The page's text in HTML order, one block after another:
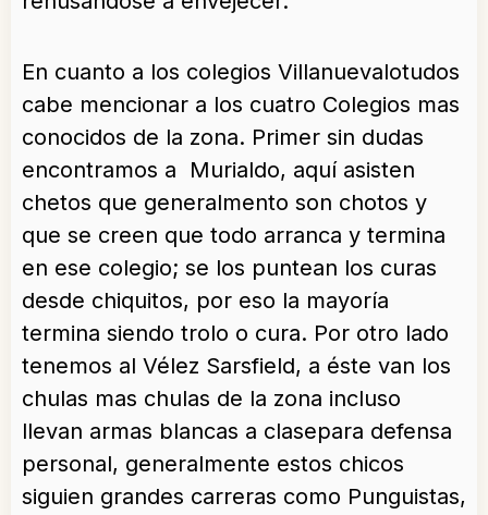
En cuanto a los colegios Villanuevalotudos
cabe mencionar a los cuatro Colegios mas
conocidos de la zona. Primer sin dudas
encontramos a Murialdo, aquí asisten
chetos que generalmento son chotos y
que se creen que todo arranca y termina
en ese colegio; se los puntean los curas
desde chiquitos, por eso la mayoría
termina siendo trolo o cura. Por otro lado
tenemos al Vélez Sarsfield, a éste van los
chulas mas chulas de la zona incluso
llevan armas blancas a clasepara defensa
personal, generalmente estos chicos
siguien grandes carreras como Punguistas,